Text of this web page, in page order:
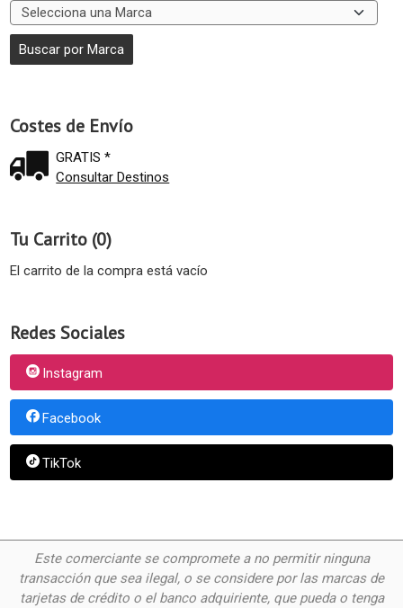
Costes de Envío
GRATIS *
Consultar Destinos
Tu Carrito (0)
El carrito de la compra está vacío
Redes Sociales
Instagram
Facebook
TikTok
Este comerciante se compromete a no permitir ninguna
transacción que sea ilegal, o se considere por las marcas de
tarjetas de crédito o el banco adquiriente, que pueda o tenga